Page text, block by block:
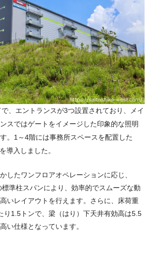
、エントランスが3つ設置されており、メイ
スではゲートをイメージした印象的な照明
。1～4階には事務所スペースを配置した
導入しました。
したワンフロアオペレーションに応じ、
準柱スパンにより、効率的でスムーズな動
いレイアウトを行えます。さらに、床荷重
り1.5トンで、梁（はり）下天井有効高は5.5
い仕様となっています。